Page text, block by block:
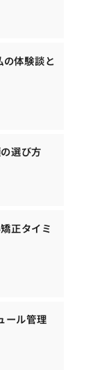
体験談と
選び方
正タイミ
ール管理